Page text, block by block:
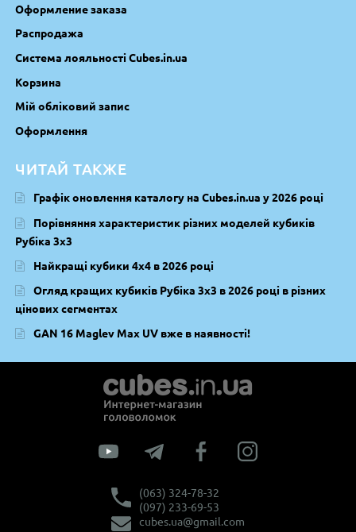
Оформление заказа
Распродажа
Система лояльності Cubes.in.ua
Корзина
Мій обліковий запис
Оформлення
ЧИТАЙ ТАКЖЕ
Графік оновлення каталогу на Cubes.in.ua у 2026 році
Порівняння характеристик різних моделей кубиків
Рубіка 3х3
Найкращі кубики 4х4 в 2026 році
Огляд кращих кубиків Рубіка 3х3 в 2026 році в різних
цінових сегментах
GAN 16 Maglev Max UV вже в наявності!
(063) 324-78-32
(097) 233-69-53
cubes.ua@gmail.com